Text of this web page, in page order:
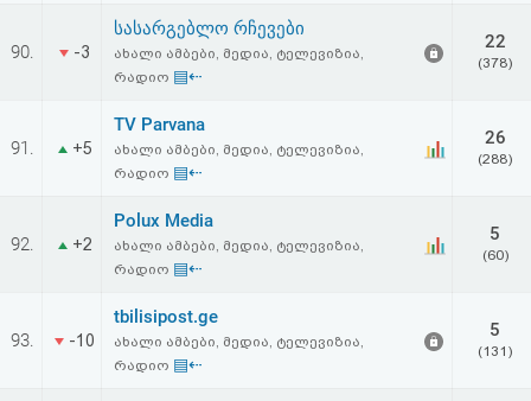
90. -3
სასარგებლო რჩევები
ახალი ამბები, მედია, ტელევიზია,
რადიო ▤⇠
22
(378)
91. +5
TV Parvana
ახალი ამბები, მედია, ტელევიზია,
რადიო ▤⇠
26
(288)
92. +2
Polux Media
ახალი ამბები, მედია, ტელევიზია,
რადიო ▤⇠
5
(60)
93. -10
tbilisipost.ge
ახალი ამბები, მედია, ტელევიზია,
რადიო ▤⇠
5
(131)